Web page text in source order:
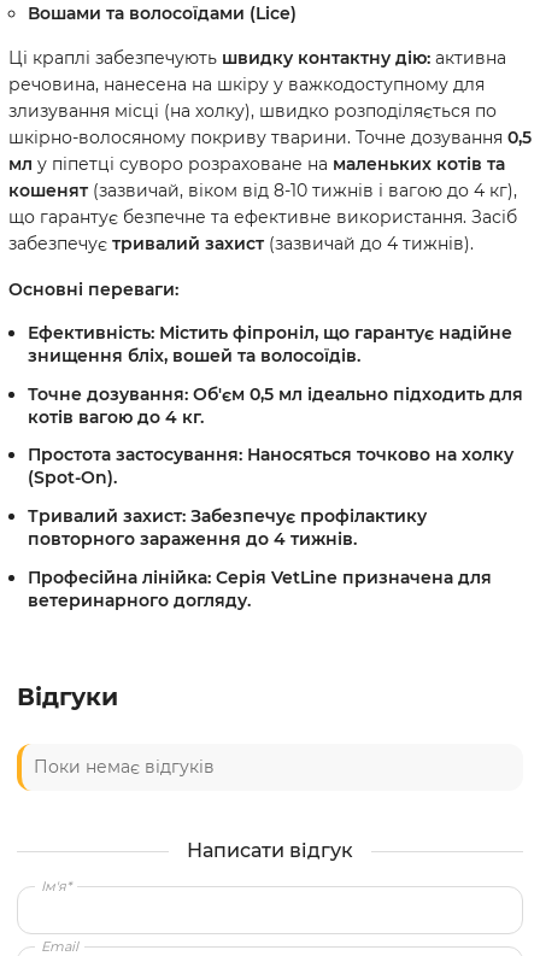
Вошами та волосоїдами (Lice)
Ці краплі забезпечують швидку контактну дію: активна
речовина, нанесена на шкіру у важкодоступному для
злизування місці (на холку), швидко розподіляється по
шкірно-волосяному покриву тварини. Точне дозування 0,5
мл у піпетці суворо розраховане на маленьких котів та
кошенят (зазвичай, віком від 8-10 тижнів і вагою до 4 кг),
що гарантує безпечне та ефективне використання. Засіб
забезпечує тривалий захист (зазвичай до 4 тижнів).
Основні переваги:
Ефективність: Містить фіпроніл, що гарантує надійне
знищення бліх, вошей та волосоїдів.
Точне дозування: Об'єм 0,5 мл ідеально підходить для
котів вагою до 4 кг.
Простота застосування: Наносяться точково на холку
(Spot-On).
Тривалий захист: Забезпечує профілактику
повторного зараження до 4 тижнів.
Професійна лінійка: Серія VetLine призначена для
ветеринарного догляду.
Відгуки
Поки немає відгуків
Написати відгук
Ім'я*
Email